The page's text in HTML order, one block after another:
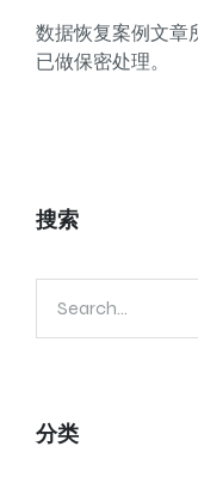
数据恢复案例文章
已做保密处理。
搜索
分类